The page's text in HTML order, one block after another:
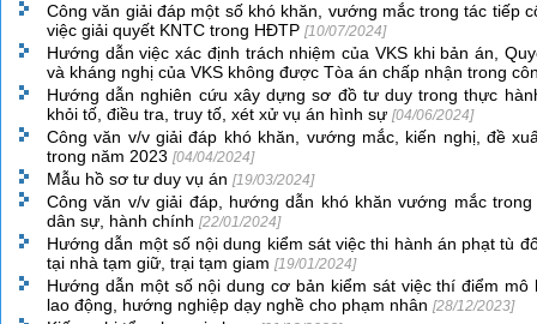
Công văn giải đáp một số khó khăn, vướng mắc trong tác tiếp
việc giải quyết KNTC trong HĐTP [10/07/2024]
Hướng dẫn việc xác định trách nhiệm của VKS khi bản án,
và kháng nghị của VKS không được Tòa án chấp nhận trong
Hướng dẫn nghiên cứu xây dựng sơ đồ tư duy trong thực
khỏi tố, điều tra, truy tố, xét xử vụ án hình sự [04/06/2024]
Công văn v/v giải đáp khó khăn, vướng mắc, kiến nghị, đề
trong năm 2023 [04/04/2024]
Mẫu hồ sơ tư duy vụ án [19/03/2024]
Công văn v/v giải đáp, hướng dẫn khó khăn vướng mắc
dân sự, hành chính [22/01/2024]
Hướng dẫn một số nội dung kiểm sát việc thi hành án phạt tù
tại nhà tạm giữ, trại tạm giam [19/01/2024]
Hướng dẫn một số nội dung cơ bản kiểm sát việc thí điểm
lao động, hướng nghiệp dạy nghề cho phạm nhân [28/12/2023]